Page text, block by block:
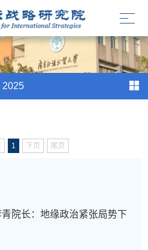
2025
1 下页 尾页
院长：地缘政治紧张局势下